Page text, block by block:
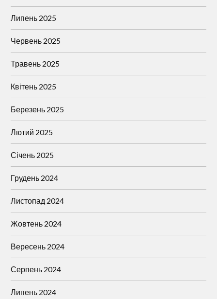
Липень 2025
Червень 2025
Травень 2025
Квітень 2025
Березень 2025
Лютий 2025
Січень 2025
Грудень 2024
Листопад 2024
Жовтень 2024
Вересень 2024
Серпень 2024
Липень 2024